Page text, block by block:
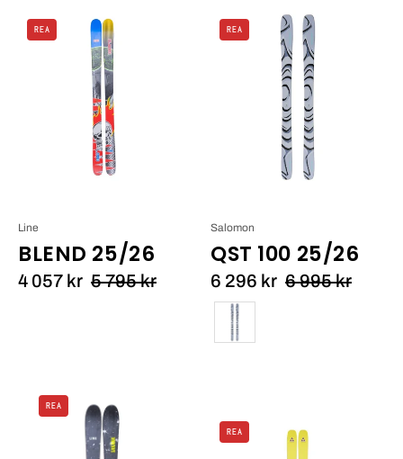
Line
BLEND
25/26_1
REA
BLEND 25/26
Line
4 057 kr 5 795 kr
Salomon
QST
100
25/26_1
REA
QST 100 25/26
Salomon
6 296 kr 6 995 kr
Färg
SAKANA
25/26_1
REA
RANGER
REA